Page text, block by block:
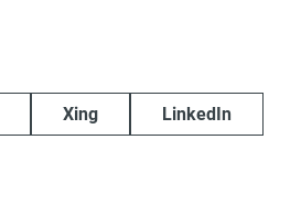
Xing LinkedIn